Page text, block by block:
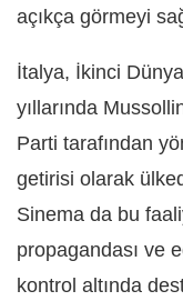
açıkça görmeyi
İtalya, İkinci
yıllarında
Parti tarafından
getirisi olarak
Sinema da bu
propagandası ve
kontrol altında